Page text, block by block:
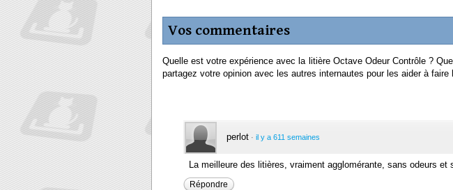
Vos commentaires
Quelle est votre expérience avec la litière Octave Odeur Contrôle ?
partagez votre opinion avec les autres internautes pour les aider à faire
perlot · il y a 611 semaines
La meilleure des litières, vraiment agglomérante, sans odeurs et
Répondre